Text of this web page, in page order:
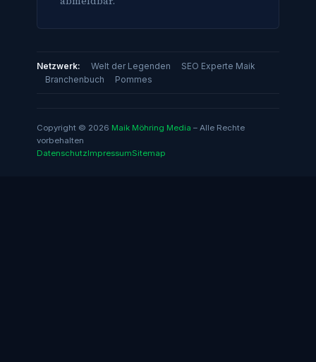
Netzwerk: Welt der Legenden
SEO Experte Maik
Branchenbuch
Pommes
Copyright © 2026 Maik Möhring Media – Alle Rechte
vorbehalten
DatenschutzImpressumSitemap